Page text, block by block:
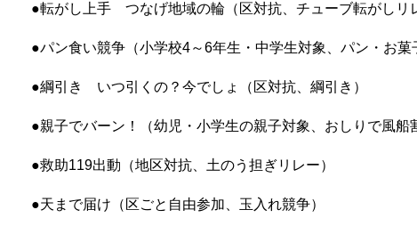
●転がし上手 つなげ地域の輪（区対抗、チューブ転がしリ
●パン食い競争（小学校4～6年生・中学生対象、パン・お菓
●綱引き いつ引くの？今でしょ（区対抗、綱引き）
●親子でバーン！（幼児・小学生の親子対象、おしりで風船
●救助119出動（地区対抗、土のう担ぎリレー）
●天まで届け（区ごと自由参加、玉入れ競争）